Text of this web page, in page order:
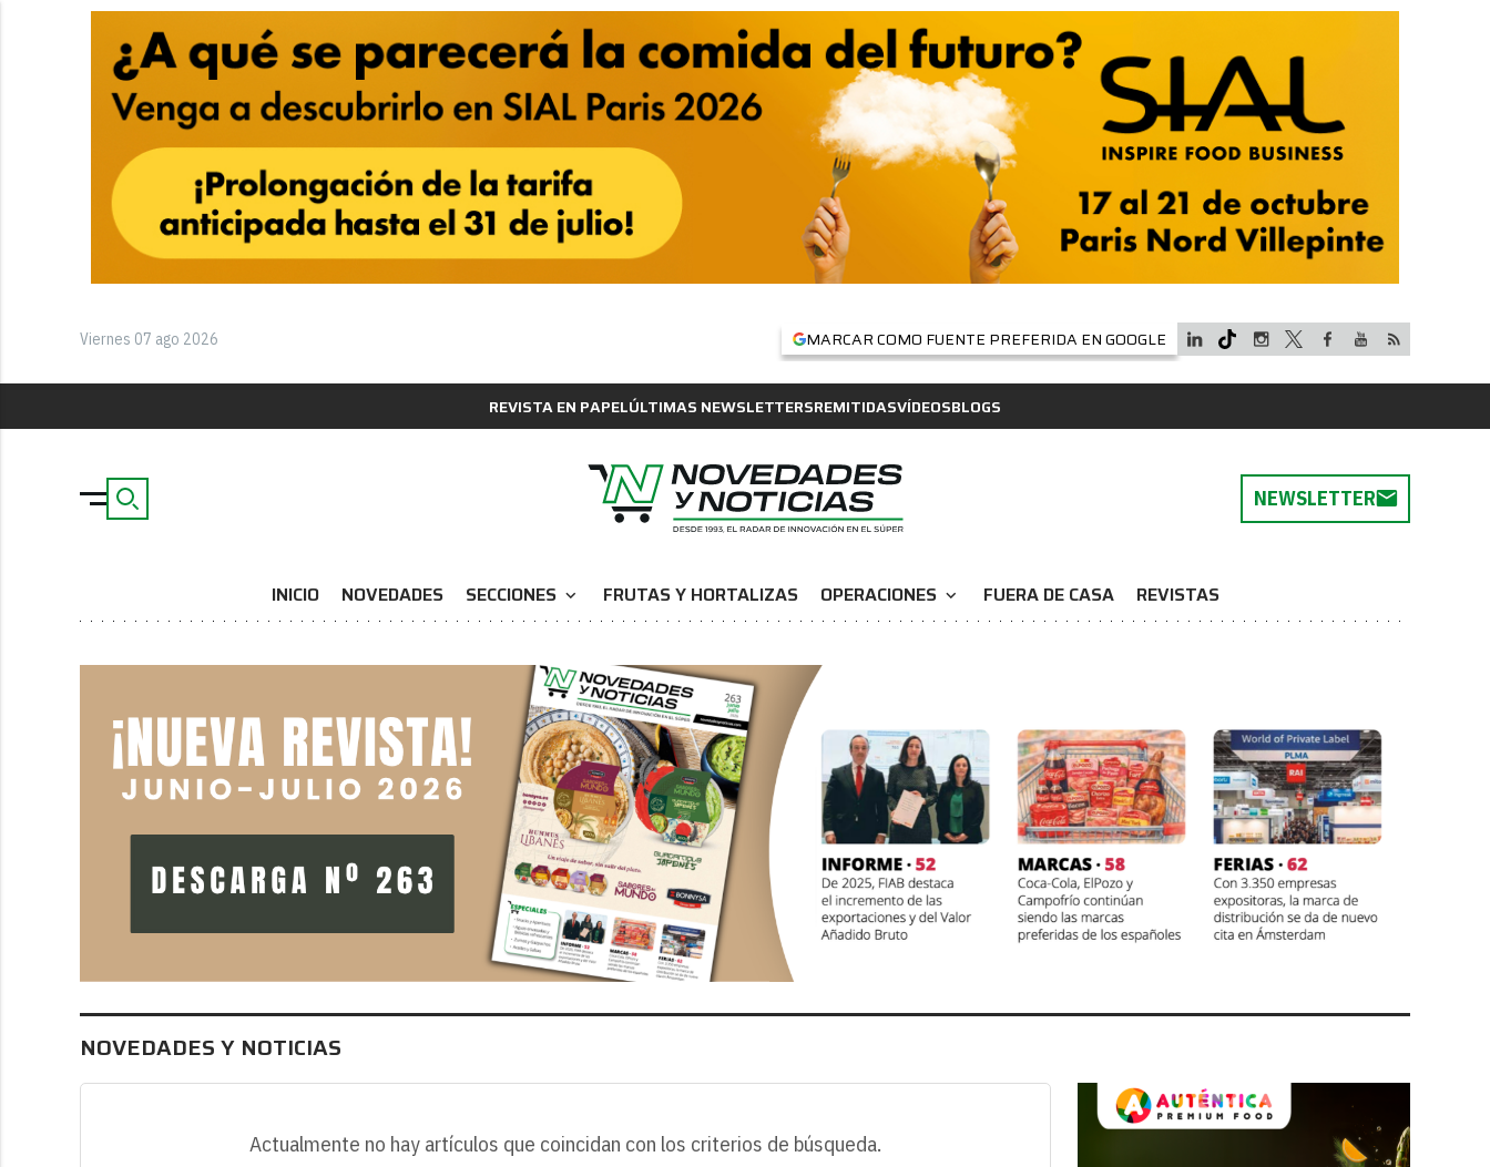
Viernes 07 ago 2026 MARCAR COMO FUENTE PREFERIDA EN GOOGLE
REVISTA EN PAPELÚLTIMAS NEWSLETTERSREMITIDASVÍDEOSBLOGS
NEWSLETTER
INICIO NOVEDADES SECCIONES expand_more FRUTAS Y HORTALIZAS OPERACIONES expand_more FUERA DE CASA REVISTAS
NOVEDADES Y NOTICIAS
Actualmente no hay artículos que coincidan con los criterios de búsqueda.